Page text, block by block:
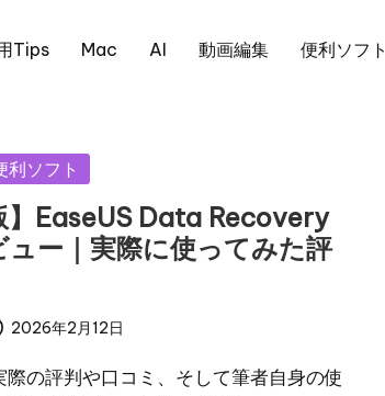
Tips Mac AI 動画編集 便利ソフト
利ソフト
】EaseUS Data Recovery
ー｜実際に使ってみた評
2026年2月12日
際の評判や口コミ、そして筆者自身の使